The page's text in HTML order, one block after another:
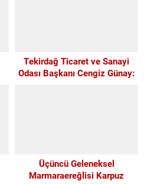
Tekirdağ Ticaret ve Sanayi
Odası Başkanı Cengiz Günay:
Üçüncü Geleneksel
Marmaraereğlisi Karpuz